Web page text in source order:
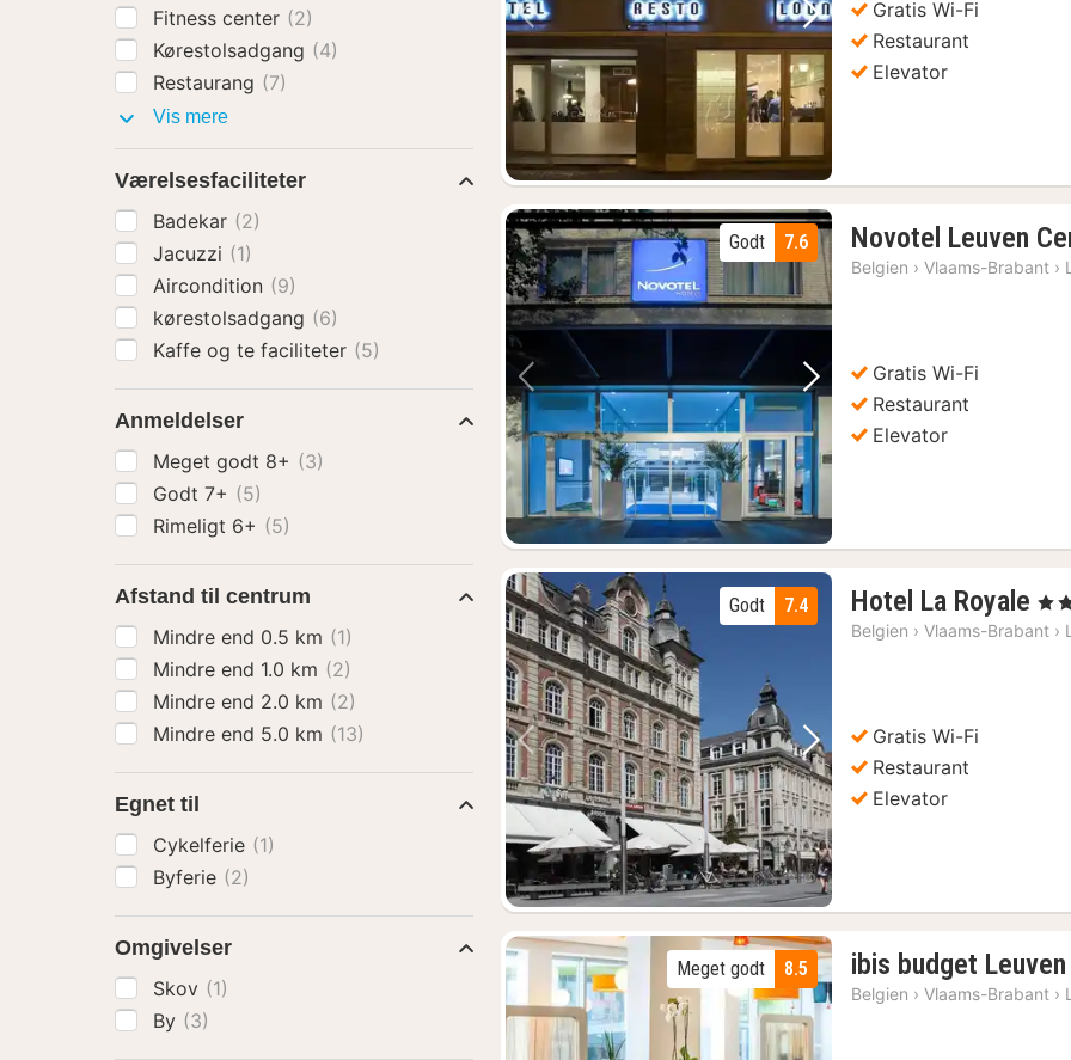
Forrige billede Næste billede
Gratis Wi-Fi
Restaurant
Elevator
Forrige billede Næste billede
7.6
Godt Novotel Leuven
Belgien › Vlaams-Brabant ›
Gratis Wi-Fi
Restaurant
Elevator
Forrige billede Næste billede
7.4
Godt Hotel La Royale 1
, 2
Belgien › Vlaams-Brabant ›
Gratis Wi-Fi
Restaurant
Elevator
8.5
Meget godt ibis budget
Belgien › Vlaams-Brabant ›
Fitness center (2)
Kørestolsadgang (4)
Restaurang (7)
Vis mereFaciliteter
Værelsesfaciliteter
Badekar (2)
Jacuzzi (1)
Aircondition (9)
kørestolsadgang (6)
Kaffe og te faciliteter (5)
Anmeldelser
Meget godt 8+ (3)
Godt 7+ (5)
Rimeligt 6+ (5)
Afstand til centrum
Mindre end 0.5 km (1)
Mindre end 1.0 km (2)
Mindre end 2.0 km (2)
Mindre end 5.0 km (13)
Egnet til
Cykelferie (1)
Byferie (2)
Omgivelser
Skov (1)
By (3)